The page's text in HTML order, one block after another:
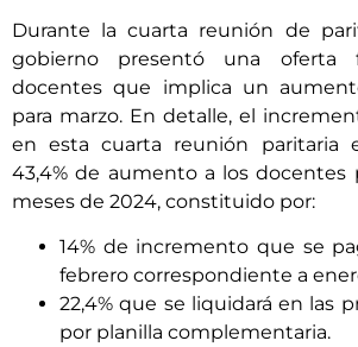
Durante la cuarta reunión de
gobierno presentó una oferta
docentes que implica un
para marzo. En detalle, el
en esta cuarta reunión paritaria
43,4% de aumento a los docentes
meses de 2024, constituido por:
14% de incremento que se
febrero correspondiente a
22,4% que se liquidará en las
por planilla complementaria.